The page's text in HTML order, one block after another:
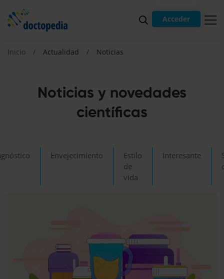
Acceder
Noticias y novedades
científicas
Inicio Actualidad Noticias
Envejecimiento
Estilo
de
vida
Interesante